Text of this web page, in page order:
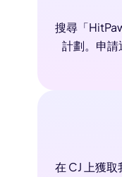
搜尋「
計劃。申
在 CJ 上獲